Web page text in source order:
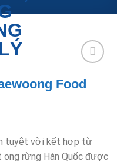
Wishlist
Food
tuyệt vời kết hợp từ
ong rừng Hàn Quốc được